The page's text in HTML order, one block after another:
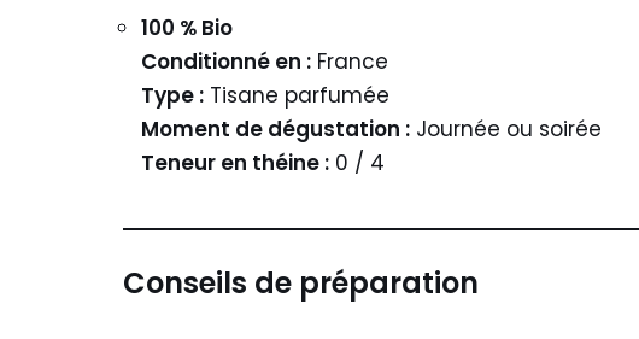
100 % Bio
Conditionné en : France
Type : Tisane parfumée
Moment de dégustation : Journée ou soirée
Teneur en théine : 0 / 4
Conseils de préparation